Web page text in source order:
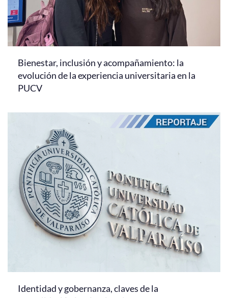
Bienestar, inclusión y acompañamiento: la
evolución de la experiencia universitaria en la
PUCV
Identidad y gobernanza, claves de la